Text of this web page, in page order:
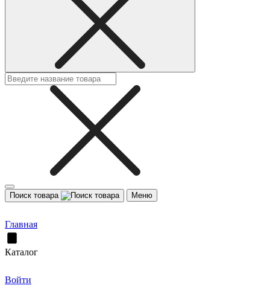
Поиск товара Меню
Главная
Каталог
Войти